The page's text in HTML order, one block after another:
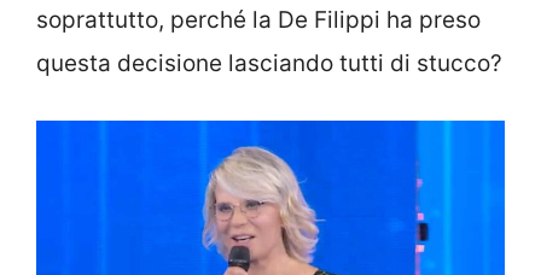
soprattutto, perché la De Filippi ha preso
questa decisione lasciando tutti di stucco?